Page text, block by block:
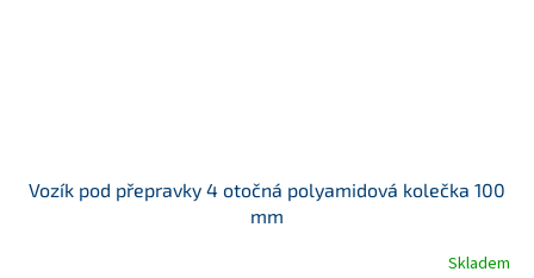
Vozík pod přepravky 4 otočná polyamidová kolečka 100
mm
Skladem